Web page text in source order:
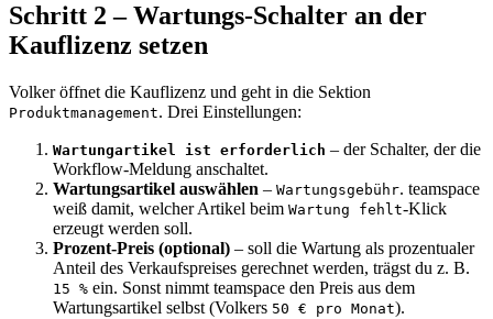
Schritt 2 – Wartungs-Schalter an der
Kauflizenz setzen
Volker öffnet die Kauflizenz und geht in die Sektion
Produktmanagement. Drei Einstellungen:
Wartungartikel ist erforderlich – der Schalter, der die
Workflow-Meldung anschaltet.
Wartungsartikel auswählen – Wartungsgebühr. teamspace
weiß damit, welcher Artikel beim Wartung fehlt-Klick
erzeugt werden soll.
Prozent-Preis (optional) – soll die Wartung als prozentualer
Anteil des Verkaufspreises gerechnet werden, trägst du z. B.
15 % ein. Sonst nimmt teamspace den Preis aus dem
Wartungsartikel selbst (Volkers 50 € pro Monat).